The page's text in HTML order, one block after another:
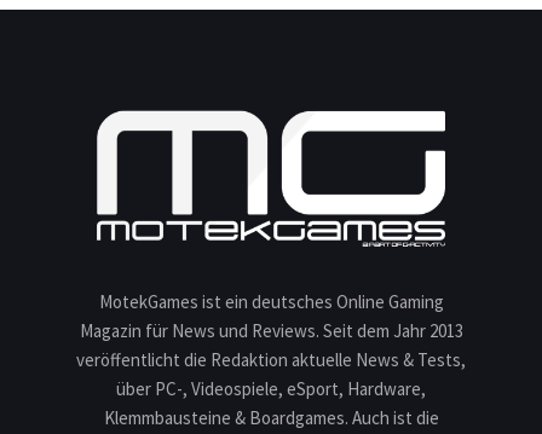
MotekGames ist ein deutsches Online Gaming
Magazin für News und Reviews. Seit dem Jahr 2013
veröffentlicht die Redaktion aktuelle News & Tests,
über PC-, Videospiele, eSport, Hardware,
Klemmbausteine & Boardgames. Auch ist die